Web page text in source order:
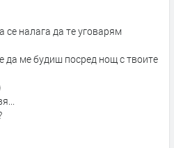
налага да те уговарям
да ме будиш посред нощ с твоите